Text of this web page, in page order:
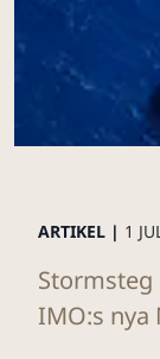
ARTIKEL | 1
IMO:s nya